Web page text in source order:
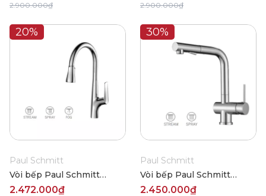
2.900.000₫ 2.900.000₫
20%
Paul Schmitt
Vòi bếp Paul Schmitt
PA318K
2.472.000₫
30%
Paul Schmitt
Vòi bếp Paul Schmitt
PA317K
2.450.000₫